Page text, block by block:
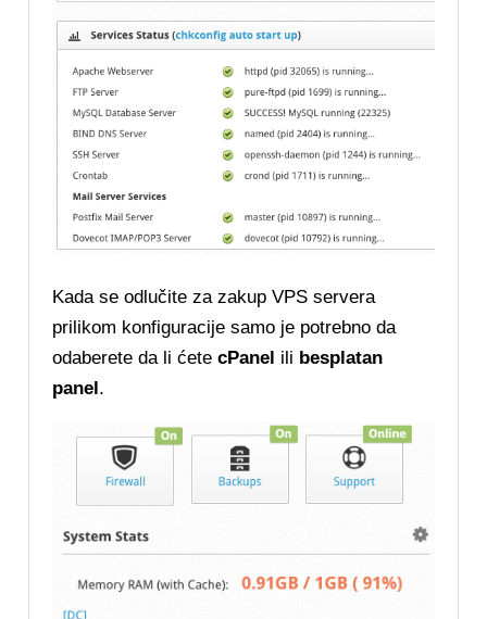
Kada se odlučite za zakup VPS servera
prilikom konfiguracije samo je potrebno da
odaberete da li ćetecPanel ili besplatan
panel.